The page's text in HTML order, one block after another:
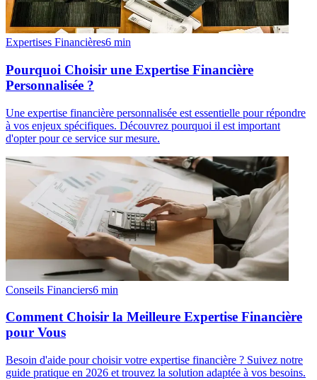
Expertises Financières6 min
Pourquoi Choisir une Expertise Financière
Personnalisée ?
Une expertise financière personnalisée est essentielle pour répondre
à vos enjeux spécifiques. Découvrez pourquoi il est important
d'opter pour ce service sur mesure.
Conseils Financiers6 min
Comment Choisir la Meilleure Expertise Financière
pour Vous
Besoin d'aide pour choisir votre expertise financière ? Suivez notre
guide pratique en 2026 et trouvez la solution adaptée à vos besoins.